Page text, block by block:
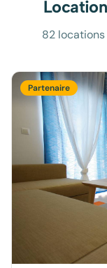
82
Partenaire